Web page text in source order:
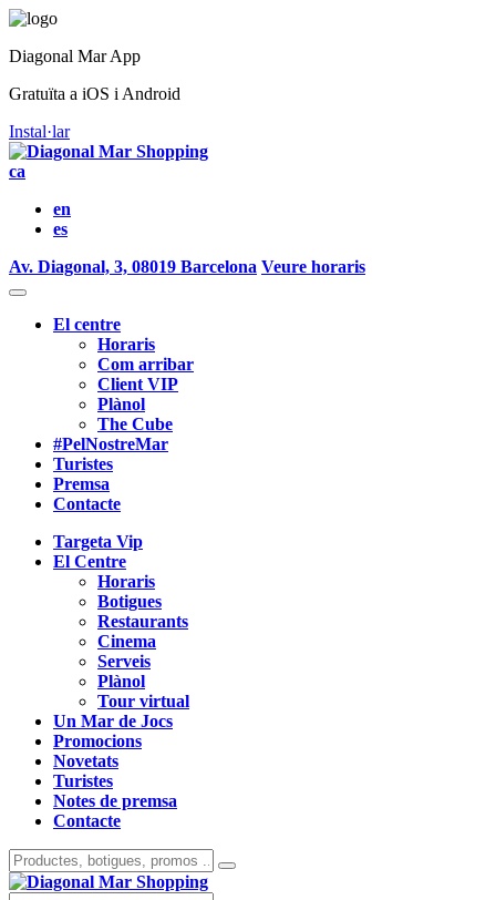
Diagonal Mar App
Gratuïta a iOS i Android
Instal·lar
ca
en
es
Av. Diagonal, 3, 08019 Barcelona Veure horaris
El centre
Horaris
Com arribar
Client VIP
Plànol
The Cube
#PelNostreMar
Turistes
Premsa
Contacte
Targeta Vip
El Centre
Horaris
Botigues
Restaurants
Cinema
Serveis
Plànol
Tour virtual
Un Mar de Jocs
Promocions
Novetats
Turistes
Notes de premsa
Contacte